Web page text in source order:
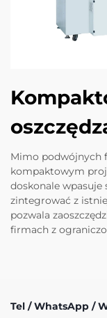
Mimo podwójnych
kompaktowym
doskonale wpasuje
zintegrować z
pozwala
firmach z
Tel / WhatsApp /